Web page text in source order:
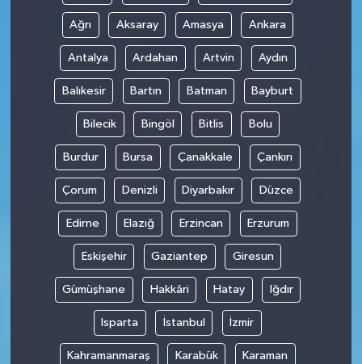
Ağrı Aksaray Amasya Ankara
Antalya Ardahan Artvin Aydın
Balıkesir Bartın Batman Bayburt
Bilecik Bingöl Bitlis Bolu
Burdur Bursa Çanakkale Çankırı
Çorum Denizli Diyarbakır Düzce
Edirne Elazığ Erzincan Erzurum
Eskişehir Gaziantep Giresun
Gümüşhane Hakkâri Hatay Iğdır
Isparta İstanbul İzmir
Kahramanmaraş Karabük Karaman